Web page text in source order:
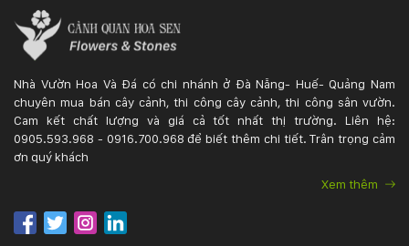
Nhà Vườn Hoa Và Đá có chi nhánh ở Đà Nẵng- Huế- Quảng Nam
chuyên mua bán cây cảnh, thi công cây cảnh, thi công sân vườn.
Cam kết chất lượng và giá cả tốt nhất thị trường. Liên hệ:
0905.593.968 - 0916.700.968 để biết thêm chi tiết. Trân trọng cảm
ơn quý khách
Xem thêm